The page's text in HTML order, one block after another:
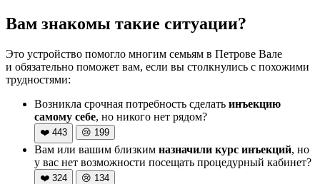
Вам знакомы такие ситуации?
Это устройство помогло многим семьям в Петрове Вале
и обязательно поможет вам, если вы столкнулись с похожими
трудностями:
Возникла срочная потребность сделать инъекцию
самому себе, но никого нет рядом?
❤️ 443 😢 199
Вам или вашим близким назначили курс инъекций, но
у вас нет возможности посещать процедурный кабинет?
❤️ 324 😢 134